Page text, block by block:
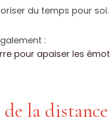
du temps pour soi.
:
pour apaiser les
la